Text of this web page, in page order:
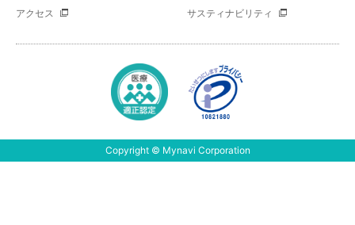
アクセス サスティナビリティ
Copyright © Mynavi Corporation